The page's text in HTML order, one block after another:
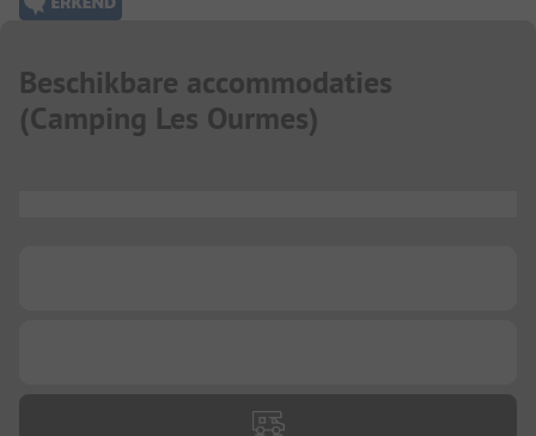
Beschikbare accommodaties
(Camping Les Ourmes)